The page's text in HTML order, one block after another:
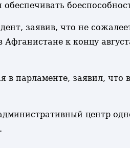
заявив, что не
к концу
парламенте, заявил, что
центр